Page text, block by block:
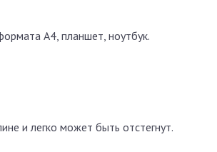
А4, планшет, ноутбук.
и легко может быть отстегнут.